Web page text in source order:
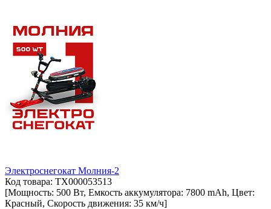
Электроснегокат Молния-2
Код товара: ТХ000053513
[Мощность: 500 Вт, Емкость аккумулятора: 7800 mAh, Цвет:
Красный, Скорость движения: 35 км/ч]